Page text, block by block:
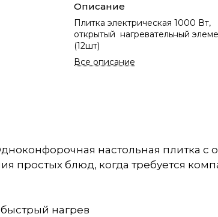
Описание
Плитка электрическая 1000 Вт,
открытый нагревательный
(12шт)
Все описание
настольная плитка
простых блюд, когда требуется
нагрев